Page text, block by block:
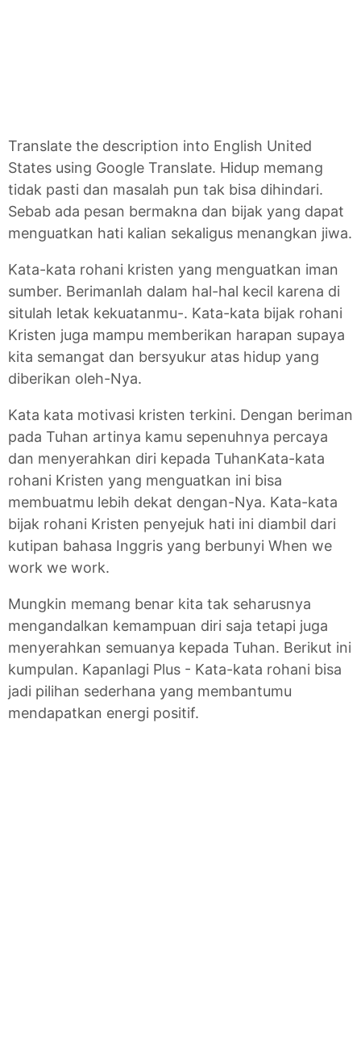
Translate the description into English United
States using Google Translate. Hidup memang
tidak pasti dan masalah pun tak bisa dihindari.
Sebab ada pesan bermakna dan bijak yang dapat
menguatkan hati kalian sekaligus menangkan jiwa.
Kata-kata rohani kristen yang menguatkan iman
sumber. Berimanlah dalam hal-hal kecil karena di
situlah letak kekuatanmu-. Kata-kata bijak rohani
Kristen juga mampu memberikan harapan supaya
kita semangat dan bersyukur atas hidup yang
diberikan oleh-Nya.
Kata kata motivasi kristen terkini. Dengan beriman
pada Tuhan artinya kamu sepenuhnya percaya
dan menyerahkan diri kepada TuhanKata-kata
rohani Kristen yang menguatkan ini bisa
membuatmu lebih dekat dengan-Nya. Kata-kata
bijak rohani Kristen penyejuk hati ini diambil dari
kutipan bahasa Inggris yang berbunyi When we
work we work.
Mungkin memang benar kita tak seharusnya
mengandalkan kemampuan diri saja tetapi juga
menyerahkan semuanya kepada Tuhan. Berikut ini
kumpulan. Kapanlagi Plus - Kata-kata rohani bisa
jadi pilihan sederhana yang membantumu
mendapatkan energi positif.